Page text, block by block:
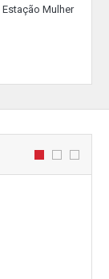
Estação Mulher